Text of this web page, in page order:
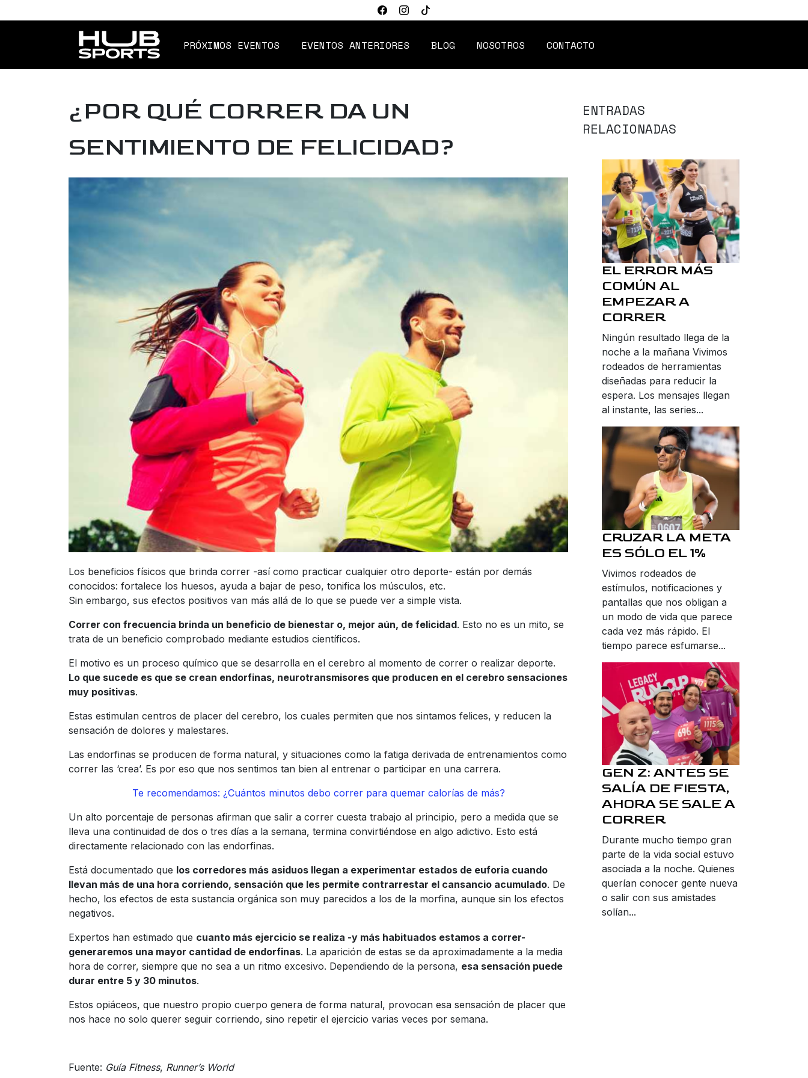
PRÓXIMOS EVENTOS EVENTOS ANTERIORES BLOG NOSOTROS CONTACTO
¿POR QUÉ CORRER DA UN
SENTIMIENTO DE FELICIDAD?
Los beneficios físicos que brinda correr -así como practicar cualquier otro deporte- están por demás
conocidos: fortalece los huesos, ayuda a bajar de peso, tonifica los músculos, etc.
Sin embargo, sus efectos positivos van más allá de lo que se puede ver a simple vista.
Correr con frecuencia brinda un beneficio de bienestar o, mejor aún, de felicidad. Esto no es un mito, se
trata de un beneficio comprobado mediante estudios científicos.
El motivo es un proceso químico que se desarrolla en el cerebro al momento de correr o realizar deporte.
Lo que sucede es que se crean endorfinas, neurotransmisores que producen en el cerebro sensaciones
muy positivas.
Estas estimulan centros de placer del cerebro, los cuales permiten que nos sintamos felices, y reducen la
sensación de dolores y malestares.
Las endorfinas se producen de forma natural, y situaciones como la fatiga derivada de entrenamientos como
correr las ‘crea’. Es por eso que nos sentimos tan bien al entrenar o participar en una carrera.
Te recomendamos: ¿Cuántos minutos debo correr para quemar calorías de más?
Un alto porcentaje de personas afirman que salir a correr cuesta trabajo al principio, pero a medida que se
lleva una continuidad de dos o tres días a la semana, termina convirtiéndose en algo adictivo. Esto está
directamente relacionado con las endorfinas.
Está documentado que los corredores más asiduos llegan a experimentar estados de euforia cuando
llevan más de una hora corriendo, sensación que les permite contrarrestar el cansancio acumulado. De
hecho, los efectos de esta sustancia orgánica son muy parecidos a los de la morfina, aunque sin los efectos
negativos.
Expertos han estimado que cuanto más ejercicio se realiza -y más habituados estamos a correr-
generaremos una mayor cantidad de endorfinas. La aparición de estas se da aproximadamente a la media
hora de correr, siempre que no sea a un ritmo excesivo. Dependiendo de la persona, esa sensación puede
durar entre 5 y 30 minutos.
Estos opiáceos, que nuestro propio cuerpo genera de forma natural, provocan esa sensación de placer que
nos hace no solo querer seguir corriendo, sino repetir el ejercicio varias veces por semana.
Fuente: Guía Fitness, Runner’s World
ENTRADAS
RELACIONADAS
EL ERROR MÁS
COMÚN AL
EMPEZAR A
CORRER
Ningún resultado llega de la
noche a la mañana Vivimos
rodeados de herramientas
diseñadas para reducir la
espera. Los mensajes llegan
al instante, las series...
CRUZAR LA META
ES SÓLO EL 1%
Vivimos rodeados de
estímulos, notificaciones y
pantallas que nos obligan a
un modo de vida que parece
cada vez más rápido. El
tiempo parece esfumarse...
GEN Z: ANTES SE
SALÍA DE FIESTA,
AHORA SE SALE A
CORRER
Durante mucho tiempo gran
parte de la vida social estuvo
asociada a la noche. Quienes
querían conocer gente nueva
o salir con sus amistades
solían...